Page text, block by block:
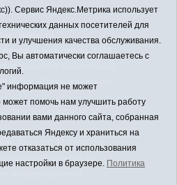
/ Новости
округа, 2026
издательский
вести". Главный редактор:
Тел.: 8 (34542) 2-10-33
Эл № ФС 77-66397 от
службой по
Сервис Яндекс.Метрика использует
данных посетителей для
и улучшения качества обслуживания.
Вы автоматически соглашаетесь с
информация не может
помочь нам улучшить работу
вами данного сайта, собранная
Яндексу и храниться на
отказаться от использования
настройки в браузере. Политика